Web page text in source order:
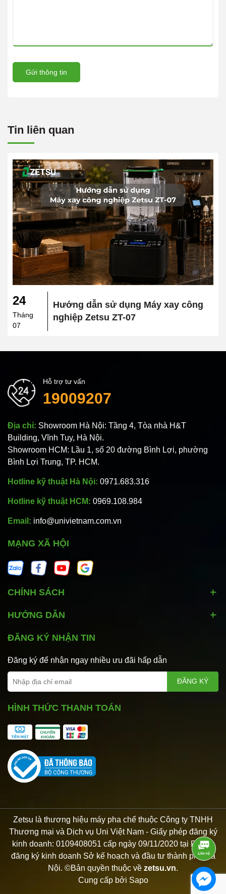
Gửi thông tin
Tin liên quan
24
Tháng
07
Hướng dẫn sử dụng Máy xay công
nghiệp Zetsu ZT-07
Hỗ trợ tư vấn
19009207
Địa chỉ: Showroom Hà Nội: Tầng 4, Tòa nhà H&T
Building, Vĩnh Tuy, Hà Nội.
Showroom HCM: Lầu 1, số 20 đường Bình Lợi, phường
Bình Lợi Trung, TP. HCM.
Hotline kỹ thuật Hà Nội: 0971.683.316
Hotline kỹ thuật HCM: 0969.108.984
Email: info@univietnam.com.vn
MẠNG XÃ HỘI
CHÍNH SÁCH
HƯỚNG DẪN
ĐĂNG KÝ NHẬN TIN
Đăng ký để nhận ngay nhiều ưu đãi hấp dẫn
ĐĂNG KÝ
HÌNH THỨC THANH TOÁN
Zetsu là thương hiệu máy pha chế thuộc Công ty TNHH
Thương mại và Dịch vụ Uni Việt Nam - Giấy phép đăng ký
kinh doanh: 0109408051 cấp ngày 09/11/2020 tại Phòng
đăng ký kinh doanh Sở kế hoạch và đầu tư thành phố Hà
Nội. ©Bản quyền thuộc về zetsu.vn.
Cung cấp bởi Sapo